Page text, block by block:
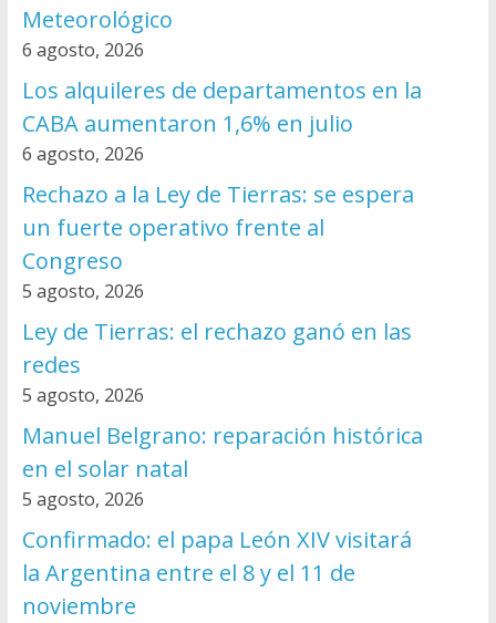
Meteorológico
6 agosto, 2026
Los alquileres de departamentos en la
CABA aumentaron 1,6% en julio
6 agosto, 2026
Rechazo a la Ley de Tierras: se espera
un fuerte operativo frente al
Congreso
5 agosto, 2026
Ley de Tierras: el rechazo ganó en las
redes
5 agosto, 2026
Manuel Belgrano: reparación histórica
en el solar natal
5 agosto, 2026
Confirmado: el papa León XIV visitará
la Argentina entre el 8 y el 11 de
noviembre